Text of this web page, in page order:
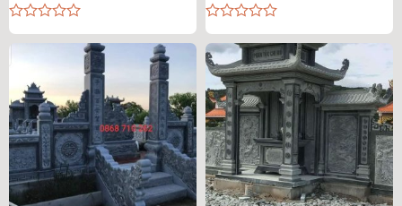
0
0
out
of
5